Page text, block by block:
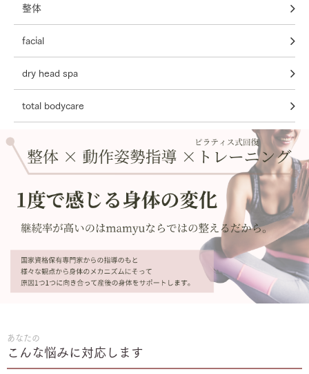
整体
facial
dry head spa
total bodycare
あなたの
こんな悩みに対応します